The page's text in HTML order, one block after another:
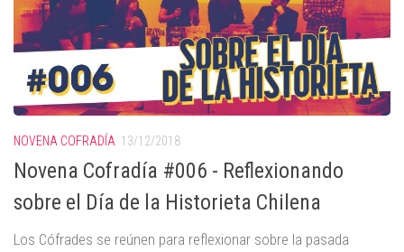
NOVENA COFRADÍA 13/12/2018
Novena Cofradía #006 - Reflexionando
sobre el Día de la Historieta Chilena
Los Cófrades se reúnen para reflexionar sobre la pasada